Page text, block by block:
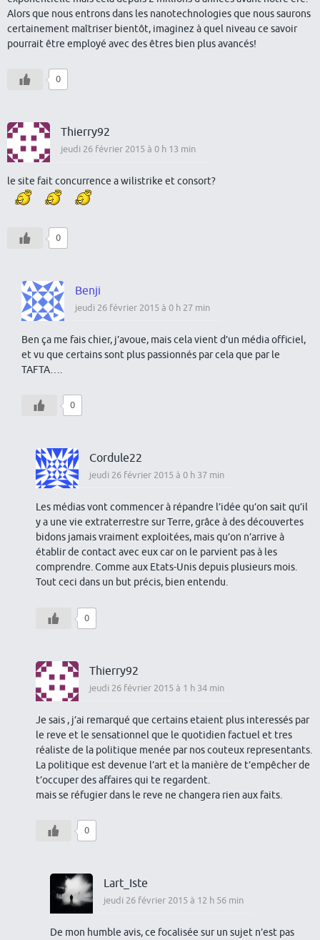
Alors que nous entrons dans les nanotechnologies que nous saurons
certainement maîtriser bientôt, imaginez à quel niveau ce savoir
pourrait être employé avec des êtres bien plus avancés!
0
Thierry92
jeudi 26 février 2015 à 0 h 13 min
le site fait concurrence a wilistrike et consort?
0
Benji
jeudi 26 février 2015 à 0 h 27 min
Ben ça me fais chier, j’avoue, mais cela vient d’un média officiel,
et vu que certains sont plus passionnés par cela que par le
TAFTA….
0
Cordule22
jeudi 26 février 2015 à 0 h 37 min
Les médias vont commencer à répandre l’idée qu’on sait qu’il
y a une vie extraterrestre sur Terre, grâce à des découvertes
bidons jamais vraiment exploitées, mais qu’on n’arrive à
établir de contact avec eux car on le parvient pas à les
comprendre. Comme aux Etats-Unis depuis plusieurs mois.
Tout ceci dans un but précis, bien entendu.
0
Thierry92
jeudi 26 février 2015 à 1 h 34 min
Je sais , j’ai remarqué que certains etaient plus interessés par
le reve et le sensationnel que le quotidien factuel et tres
réaliste de la politique menée par nos couteux representants.
La politique est devenue l’art et la manière de t’empêcher de
t’occuper des affaires qui te regardent.
mais se réfugier dans le reve ne changera rien aux faits.
0
Lart_Iste
jeudi 26 février 2015 à 12 h 56 min
De mon humble avis, ce focalisée sur un sujet n’est pas